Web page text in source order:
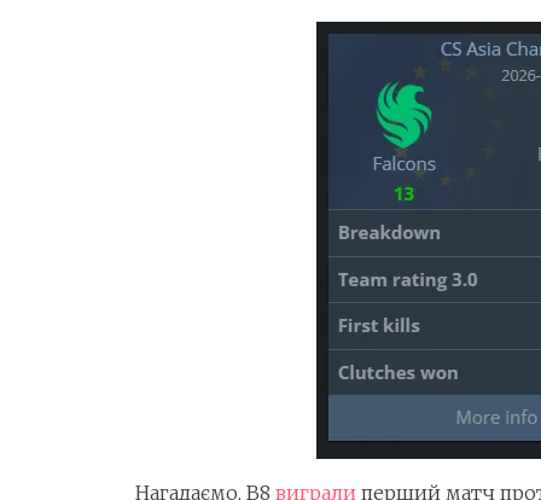
Нагадаємо, B8 виграли перший матч